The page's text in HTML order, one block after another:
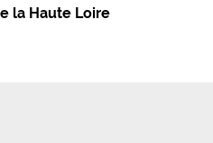
la Haute Loire